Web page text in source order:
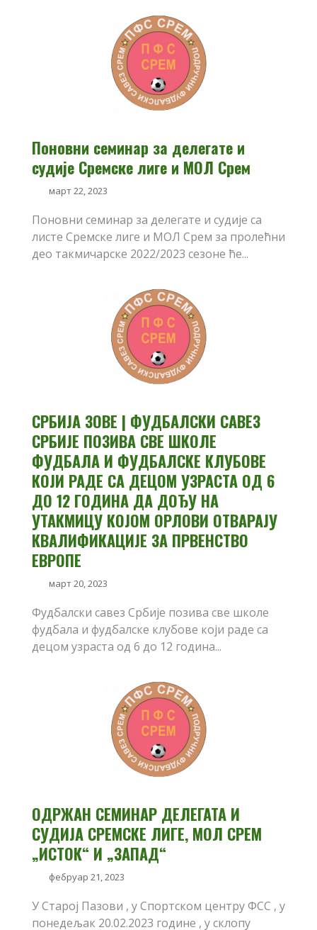
Поновни семинар за делегате и
судије Сремске лиге и МОЛ Срем
март 22, 2023
Поновни семинар за делегате и судије са
листе Сремске лиге и МОЛ Срем за пролећни
део такмичарске 2022/2023 сезоне ће...
СРБИЈА ЗОВЕ | ФУДБАЛСКИ САВЕЗ
СРБИЈЕ ПОЗИВА СВЕ ШКОЛЕ
ФУДБАЛА И ФУДБАЛСКЕ КЛУБОВЕ
КОЈИ РАДЕ СА ДЕЦОМ УЗРАСТА ОД 6
ДО 12 ГОДИНА ДА ДОЂУ НА
УТАКМИЦУ КОЈОМ ОРЛОВИ ОТВАРАЈУ
КВАЛИФИКАЦИЈЕ ЗА ПРВЕНСТВО
ЕВРОПЕ
март 20, 2023
Фудбалски савез Србије позива све школе
фудбала и фудбалске клубове који раде са
децом узраста од 6 до 12 година...
ОДРЖАН СЕМИНАР ДЕЛЕГАТА И
СУДИЈА СРЕМСКЕ ЛИГЕ, МОЛ СРЕМ
„ИСТОК“ И „ЗАПАД“
фебруар 21, 2023
У Старој Пазови , у Спортском центру ФСС , у
понедељак 20.02.2023 године , у склопу